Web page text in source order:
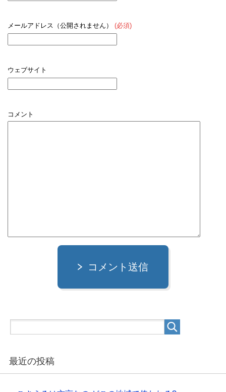
メールアドレス（公開されません） (必須)
ウェブサイト
コメント
コメント送信
最近の投稿